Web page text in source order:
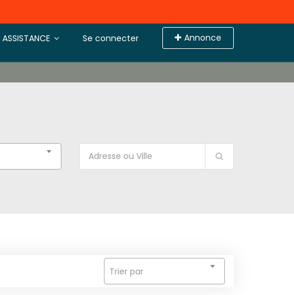
Se connecter Annonce
ASSISTANCE
Trier par